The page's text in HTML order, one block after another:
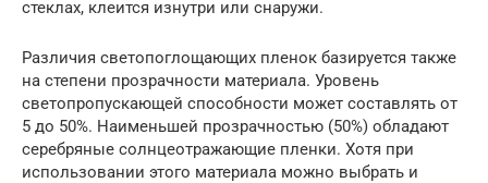
стеклах, клеится изнутри или снаружи.
Различия светопоглощающих пленок базируется также
на степени прозрачности материала. Уровень
светопропускающей способности может составлять от
5 до 50%. Наименьшей прозрачностью (50%) обладают
серебряные солнцеотражающие пленки. Хотя при
использовании этого материала можно выбрать и